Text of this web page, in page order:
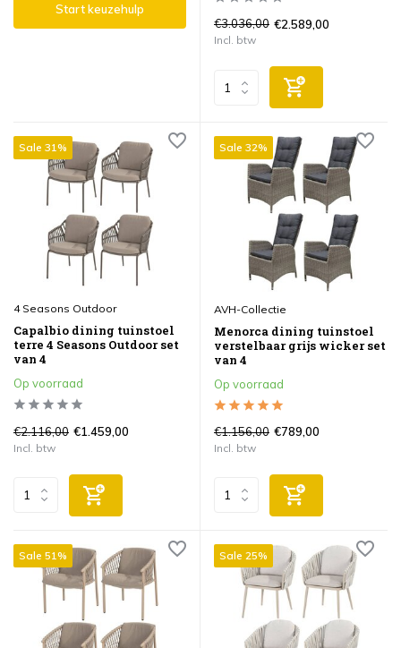
Start keuzehulp
€3.036,00 €2.589,00
Incl. btw
Sale 31%
4 Seasons Outdoor
Capalbio dining tuinstoel
terre 4 Seasons Outdoor set
van 4
Op voorraad
€2.116,00 €1.459,00
Incl. btw
Sale 32%
AVH-Collectie
Menorca dining tuinstoel
verstelbaar grijs wicker set
van 4
Op voorraad
€1.156,00 €789,00
Incl. btw
Sale 51% Sale 25%